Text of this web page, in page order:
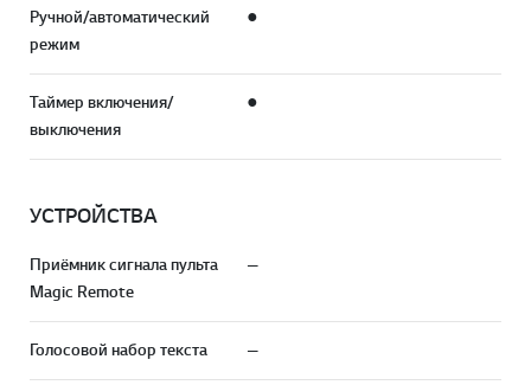
Ручной/автоматический
режим
●
Таймер включения/
выключения
●
УСТРОЙСТВА
Приёмник сигнала пульта
Magic Remote
—
Голосовой набор текста —